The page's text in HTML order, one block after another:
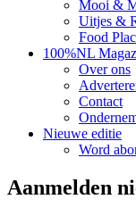
Mooi &
Uitjes &
Food
100%NL
Over ons
Contact
Nieuwe editie
Word
Aanmelden